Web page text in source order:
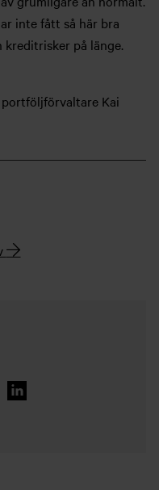
inte fått så här bra
på länge.
Kai